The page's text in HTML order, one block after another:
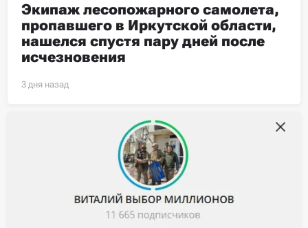
Экипаж лесопожарного самолета,
пропавшего в Иркутской области,
нашелся спустя пару дней после
исчезновения